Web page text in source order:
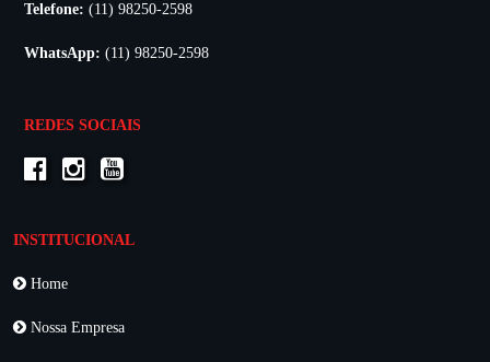
Telefone: (11) 98250-2598
WhatsApp: (11) 98250-2598
REDES SOCIAIS
INSTITUCIONAL
Home
Nossa Empresa